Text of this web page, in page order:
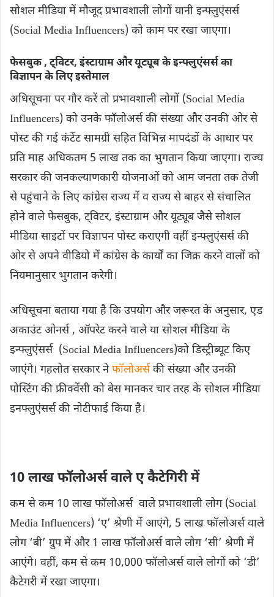
सोशल मीडिया में मौजूद प्रभावशाली लोगों यानी इन्‍फ्लुएंसर्स
(Social Media Influencers) को काम पर रखा जाएगा।
फेसबुक , ट्विटर, इंस्टाग्राम और यूट्यूब के इन्‍फ्लुएंसर्स का
विज्ञापन के लिए इस्‍तेमाल
अधिसूचना पर गौर करें तो प्रभावशाली लोगों (Social Media
Influencers) को उनके फॉलोअर्स की संख्या और उनकी ओर से
पोस्ट की गई कंटेंट सामग्री सहित विभिन्न मापदंडों के आधार पर
प्रति माह अधिकतम 5 लाख तक का भुगतान किया जाएगा। राज्य
सरकार की जनकल्याणकारी योजनाओं को आम जनता तक तेजी
से पहुंचाने के लिए कांग्रेस राज्य में व राज्‍य से बाहर से संचालित
होने वाले फेसबुक, ट्विटर, इंस्टाग्राम और यूट्यूब जैसे सोशल
मीडिया साइटों पर विज्ञापन पोस्‍ट कराएगी वहीं इन्‍फ्लुएंसर्स की
ओर से अपने वीडियो में कांग्रेस के कार्यों का जिक्र करने वालों को
नियमानुसार भुगतान करेगी।
अधिसूचना बताया गया है कि उपयोग और जरूरत के अनुसार, एड
अकाउंट ओनर्स , ऑपरेट करने वाले या सोशल मीडिया के
इन्‍फ्लुएंसर्स (Social Media Influencers)को डिस्‍ट्रीब्‍यूट किए
जाएंगे। गहलोत सरकार नेफॉलोअर्सकी संख्या और उनकी
पोस्टिंग की फ्रीक्वेंसी को बेस मानकर चार तरह के सोशल मीडिया
इनफ्लुएंसर्स की नोटीफाई किया है।
10 लाख फॉलोअर्स वाले ए कैटेगिरी में
कम से कम 10 लाख फॉलोअर्स वाले प्रभावशाली लोग (Social
Media Influencers) ‘ए’ श्रेणी में आएंगे, 5 लाख फॉलोअर्स वाले
लोग ‘बी’ ग्रुप में और 1 लाख फॉलोअर्स वाले लोग ‘सी’ श्रेणी में
आएंगे। वहीं, कम से कम 10,000 फॉलोअर्स वाले लोगों को ‘डी’
कैटेगरी में रखा जाएगा।